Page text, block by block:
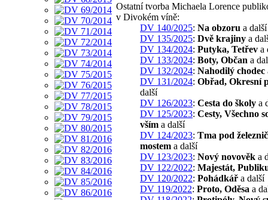
Ostatní tvorba Michaela Lorence
v Divokém víně:
DV 140/2025: Na obzoru a další
DV 135/2025: Dvě krajiny a
DV 134/2024: Putyka, Tetřev a
DV 133/2024: Boty, Občan a
DV 132/2024: Nahodilý chodec
DV 131/2024: Obřad, Okresní
další
DV 126/2023: Cesta do školy a
DV 125/2023: Cesty, Všechno
vším a další
DV 124/2023: Tma pod
mostem a další
DV 123/2023: Nový novověk a
DV 122/2022: Majestát,
DV 120/2022: Pohádkář a další
DV 119/2022: Proto, Oděsa a